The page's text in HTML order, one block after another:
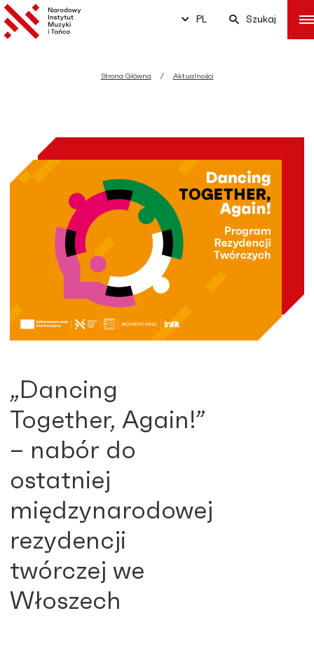
PL Szukaj
Strona Główna Aktualności
„Dancing
Together, Again!”
– nabór do
ostatniej
międzynarodowej
rezydencji
twórczej we
Włoszech